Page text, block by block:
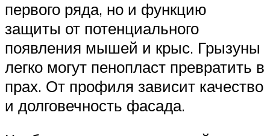
первого ряда, но и функцию
защиты от потенциального
появления мышей и крыс. Грызуны
легко могут пенопласт превратить в
прах. От профиля зависит качество
и долговечность фасада.